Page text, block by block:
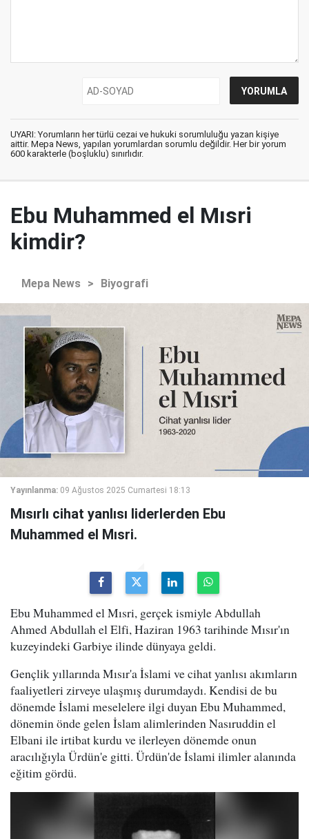
UYARI: Yorumların her türlü cezai ve hukuki sorumluluğu yazan kişiye
aittir. Mepa News, yapılan yorumlardan sorumlu değildir. Her bir yorum
600 karakterle (boşluklu) sınırlıdır.
Ebu Muhammed el Mısri
kimdir?
Mepa News > Biyografi
Yayınlanma: 09 Ağustos 2025 Cumartesi 18:13
Mısırlı cihat yanlısı liderlerden Ebu
Muhammed el Mısri.
Ebu Muhammed el Mısri, gerçek ismiyle Abdullah
Ahmed Abdullah el Elfi, Haziran 1963 tarihinde Mısır'ın
kuzeyindeki Garbiye ilinde dünyaya geldi.
Gençlik yıllarında Mısır'a İslami ve cihat yanlısı akımların
faaliyetleri zirveye ulaşmış durumdaydı. Kendisi de bu
dönemde İslami meselelere ilgi duyan Ebu Muhammed,
dönemin önde gelen İslam alimlerinden Nasıruddin el
Elbani ile irtibat kurdu ve ilerleyen dönemde onun
aracılığıyla Ürdün'e gitti. Ürdün'de İslami ilimler alanında
eğitim gördü.